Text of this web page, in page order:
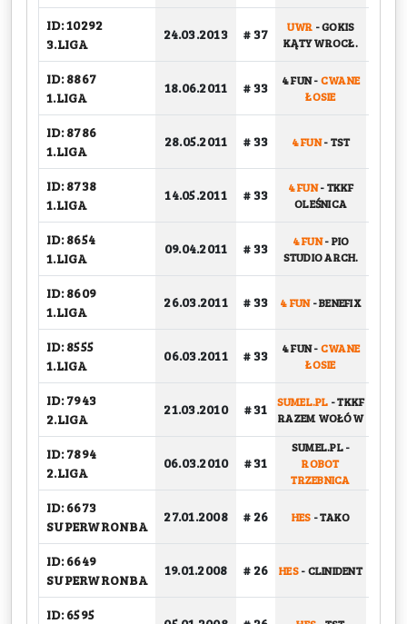
ID: 10292
3.LIGA
24.03.2013 # 37 UWR -GOKIS
KĄTY WROCŁ.
ID: 8867
1.LIGA
18.06.2011 # 33 4 FUN-CWANE
ŁOSIE
ID: 8786
1.LIGA
28.05.2011 # 33 4 FUN-TST
ID: 8738
1.LIGA
14.05.2011 # 33 4 FUN-TKKF
OLEŚNICA
ID: 8654
1.LIGA
09.04.2011 # 33 4 FUN-PIO
STUDIO ARCH.
ID: 8609
1.LIGA
26.03.2011 # 33 4 FUN-BENEFIX
ID: 8555
1.LIGA
06.03.2011 # 33 4 FUN-CWANE
ŁOSIE
ID: 7943
2.LIGA
21.03.2010 # 31 SUMEL.PL -TKKF
RAZEM WOŁÓW
ID: 7894
2.LIGA
06.03.2010 # 31
SUMEL.PL-
ROBOT
TRZEBNICA
ID: 6673
SUPERWRONBA
27.01.2008 # 26 HES -TAKO
ID: 6649
SUPERWRONBA
19.01.2008 # 26 HES-CLINIDENT
ID: 6595